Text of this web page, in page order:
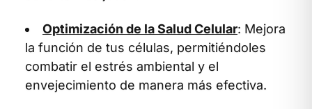
Optimización de la Salud Celular: Mejora
la función de tus células, permitiéndoles
combatir el estrés ambiental y el
envejecimiento de manera más efectiva.